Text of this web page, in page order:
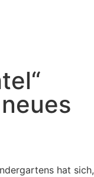
hat sich,